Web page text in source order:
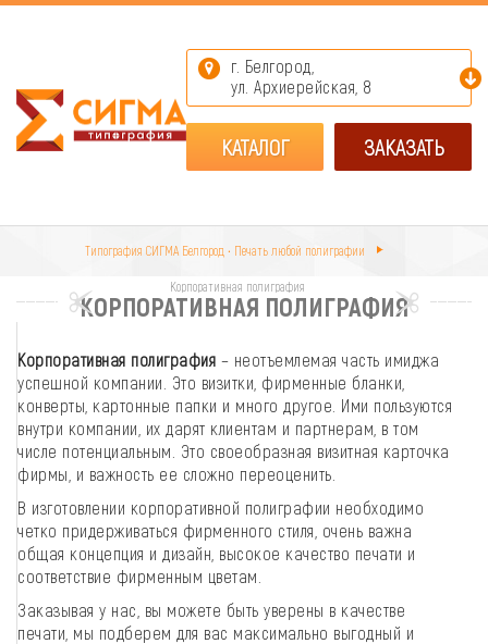
г. Белгород,
ул. Архиерейская, 8
КАТАЛОГ ЗАКАЗАТЬ
Типография СИГМА Белгород • Печать любой полиграфии
Корпоративная полиграфия
КОРПОРАТИВНАЯ ПОЛИГРАФИЯ
Корпоративная полиграфия – неотъемлемая часть имиджа
успешной компании. Это визитки, фирменные бланки,
конверты, картонные папки и много другое. Ими пользуются
внутри компании, их дарят клиентам и партнерам, в том
числе потенциальным. Это своеобразная визитная карточка
фирмы, и важность ее сложно переоценить.
В изготовлении корпоративной полиграфии необходимо
четко придерживаться фирменного стиля, очень важна
общая концепция и дизайн, высокое качество печати и
соответствие фирменным цветам.
Заказывая у нас, вы можете быть уверены в качестве
печати, мы подберем для вас максимально выгодный и